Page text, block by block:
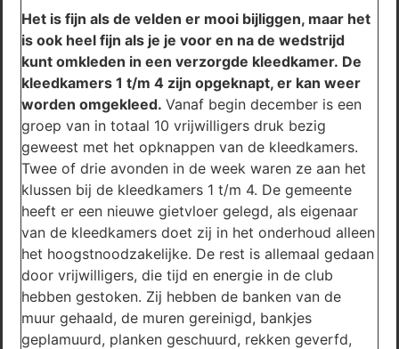
Het is fijn als de velden er mooi bijliggen, maar het
is ook heel fijn als je je voor en na de wedstrijd
kunt omkleden in een verzorgde kleedkamer. De
kleedkamers 1 t/m 4 zijn opgeknapt, er kan weer
worden omgekleed. Vanaf begin december is een
groep van in totaal 10 vrijwilligers druk bezig
geweest met het opknappen van de kleedkamers.
Twee of drie avonden in de week waren ze aan het
klussen bij de kleedkamers 1 t/m 4. De gemeente
heeft er een nieuwe gietvloer gelegd, als eigenaar
van de kleedkamers doet zij in het onderhoud alleen
het hoogstnoodzakelijke. De rest is allemaal gedaan
door vrijwilligers, die tijd en energie in de club
hebben gestoken. Zij hebben de banken van de
muur gehaald, de muren gereinigd, bankjes
geplamuurd, planken geschuurd, rekken geverfd,